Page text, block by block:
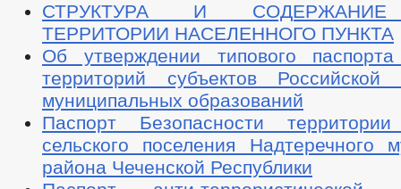
СТРУКТУРА И СОДЕРЖАНИЕ
ТЕРРИТОРИИ НАСЕЛЕННОГО ПУНКТА
Об утверждении типового паспорта
территорий субъектов
муниципальных образований
Паспорт Безопасности территории
сельского поселения Надтеречного
района Чеченской Республики